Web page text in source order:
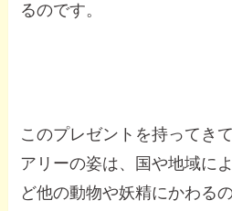
るのです。
このプレゼントを持ってき
アリーの姿は、国や地域に
ど他の動物や妖精にかわる